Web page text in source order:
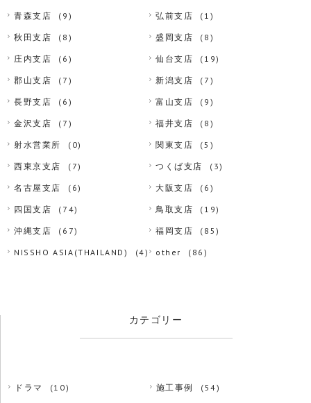
青森支店 (9) 弘前支店 (1)
秋田支店 (8) 盛岡支店 (8)
庄内支店 (6) 仙台支店 (19)
郡山支店 (7) 新潟支店 (7)
長野支店 (6) 富山支店 (9)
金沢支店 (7) 福井支店 (8)
射水営業所 (0) 関東支店 (5)
西東京支店 (7) つくば支店 (3)
名古屋支店 (6) 大阪支店 (6)
四国支店 (74) 鳥取支店 (19)
沖縄支店 (67) 福岡支店 (85)
NISSHO ASIA(THAILAND) (4) other (86)
カテゴリー
ドラマ (10) 施工事例 (54)